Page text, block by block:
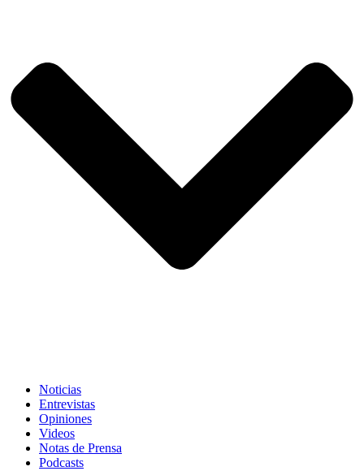
Noticias
Entrevistas
Opiniones
Videos
Notas de Prensa
Podcasts